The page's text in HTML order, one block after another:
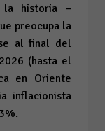
la historia –
preocupa la
al final del
(hasta el
en Oriente
inflacionista